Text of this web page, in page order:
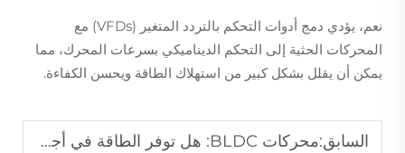
نعم، يؤدي دمج أدوات التحكم بالتردد المتغير (VFDs) مع
المحركات الحثية إلى التحكم الديناميكي بسرعات المحرك، مما
يمكن أن يقلل بشكل كبير من استهلاك الطاقة ويحسن الكفاءة.
السابق:محركات BLDC: هل توفر الطاقة في أجهزة التبريد؟